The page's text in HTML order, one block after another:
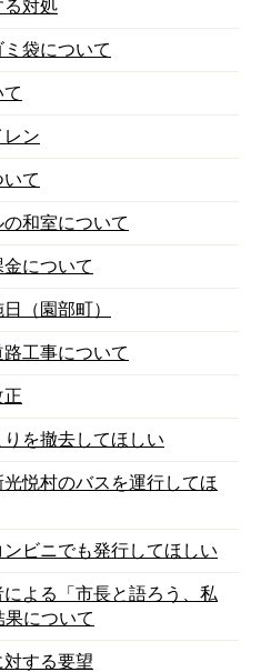
る対処
袋について
レン
て
和室について
について
（園部町）
工事について
正
を撤去してほしい
悦村のバスを運行してほ
ビニでも発行してほしい
よる「市長と語ろう、私
について
対する要望